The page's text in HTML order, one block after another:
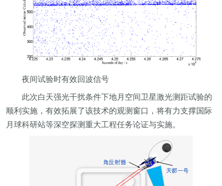
夜间试验时有效回波信号
此次白天强光干扰条件下地月空间卫星激光测距试验的
顺利实施，有效拓展了该技术的观测窗口，将有力支撑国际
月球科研站等深空探测重大工程任务论证与实施。